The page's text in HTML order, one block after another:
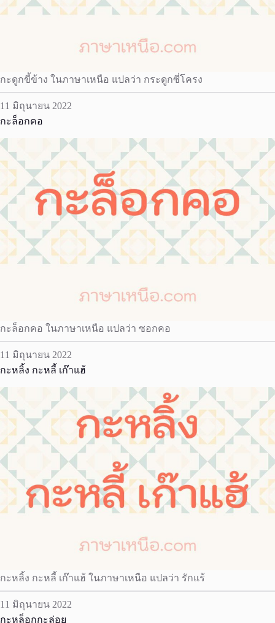
กะดูกขี้ข้าง ในภาษาเหนือ แปลว่า กระดูกซี่โครง
11 มิถุนายน 2022
กะล็อกคอ
กะล็อกคอ ในภาษาเหนือ แปลว่า ซอกคอ
11 มิถุนายน 2022
กะหลิ้ง กะหลี้ เก๊าแฮ้
กะหลิ้ง กะหลี้ เก๊าแฮ้ ในภาษาเหนือ แปลว่า รักแร้
11 มิถุนายน 2022
กะหล็อกกะล่อย